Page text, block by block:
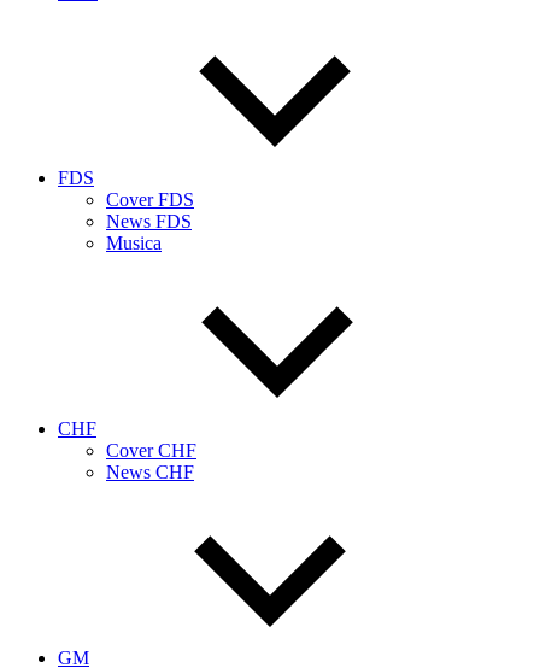
FDS
Cover FDS
News FDS
Musica
CHF
Cover CHF
News CHF
GM